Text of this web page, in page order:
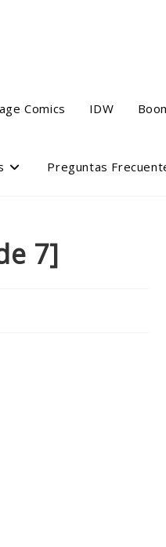
Comics IDW
Preguntas
7]